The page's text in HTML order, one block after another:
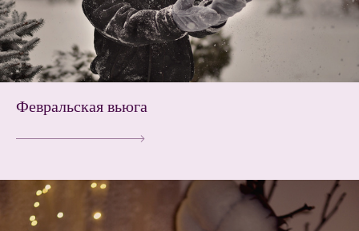
Февральская вьюга